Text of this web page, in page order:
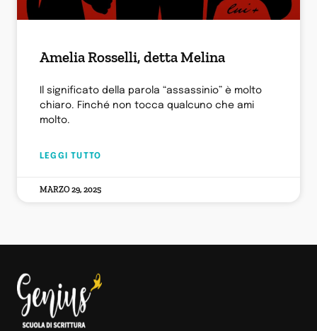
Amelia Rosselli, detta Melina
Il significato della parola “assassinio” è molto
chiaro. Finché non tocca qualcuno che ami
molto.
LEGGI TUTTO
MARZO 29, 2025